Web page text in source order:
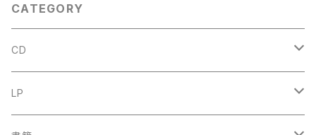
CATEGORY
CD
古楽
LP